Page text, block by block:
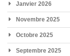
Janvier 2026
Novembre 2025
Octobre 2025
Septembre 2025